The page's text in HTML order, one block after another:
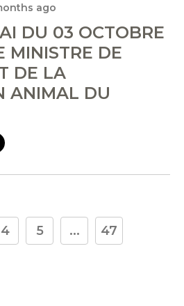
ago
DU 03 OCTOBRE
MINISTRE DE
DE LA
ANIMAL DU
4 5 ... 47